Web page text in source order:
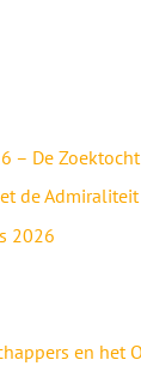
– De
de
2026
en het